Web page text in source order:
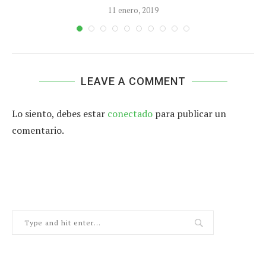
11 enero, 2019
LEAVE A COMMENT
Lo siento, debes estar conectado para publicar un
comentario.